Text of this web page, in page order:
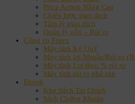
Price Action Nâng Cao
Chiến lược giao dịch
Tâm lý giao dịch
Quản lý vốn – Rủi ro
Công cụ Forex
Máy tính Ký Quỹ
Máy tính lợi Nhuận/Rủi ro
Máy tính Lot theo % rủi ro
Máy tính rủi ro phá sản
Ebook
Kho Sách Tài Chính
Sách Chứng Khoán